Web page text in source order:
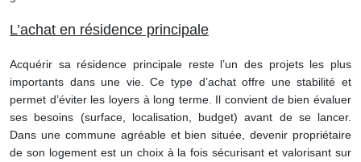
L’achat en résidence principale
Acquérir sa résidence principale reste l’un des projets les plus
importants dans une vie. Ce type d’achat offre une stabilité et
permet d’éviter les loyers à long terme. Il convient de bien évaluer
ses besoins (surface, localisation, budget) avant de se lancer.
Dans une commune agréable et bien située, devenir propriétaire
de son logement est un choix à la fois sécurisant et valorisant sur